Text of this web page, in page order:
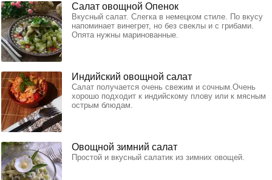
Салат овощной Опенок
Вкусный салат. Слегка в немецком стиле. По вкусу
напоминает винегрет, но без свеклы и с грибами.
Опята нужны маринованные.
Индийский овощной салат
Салат получается очень свежим и сочным.Очень
хорошо подходит к индийскому плову или к мясным
острым блюдам.
Овощной зимний салат
Простой и вкусный салатик из зимних овощей.